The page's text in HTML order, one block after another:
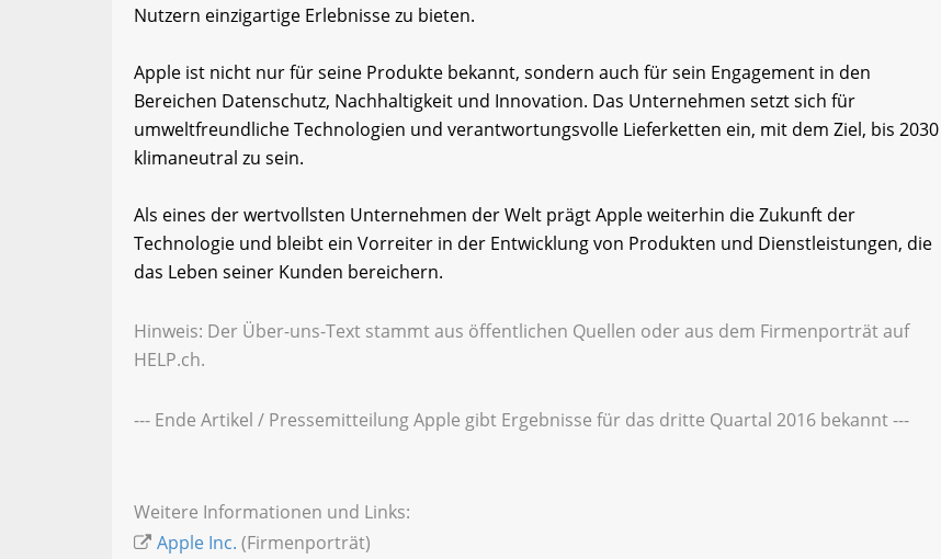
Nutzern einzigartige Erlebnisse zu bieten.
Apple ist nicht nur für seine Produkte bekannt, sondern auch für sein Engagement in den
Bereichen Datenschutz, Nachhaltigkeit und Innovation. Das Unternehmen setzt sich für
umweltfreundliche Technologien und verantwortungsvolle Lieferketten ein, mit dem Ziel, bis 2030
klimaneutral zu sein.
Als eines der wertvollsten Unternehmen der Welt prägt Apple weiterhin die Zukunft der
Technologie und bleibt ein Vorreiter in der Entwicklung von Produkten und Dienstleistungen, die
das Leben seiner Kunden bereichern.
Hinweis: Der Über-uns-Text stammt aus öffentlichen Quellen oder aus dem Firmenporträt auf
HELP.ch.
--- Ende Artikel / Pressemitteilung Apple gibt Ergebnisse für das dritte Quartal 2016 bekannt ---
Weitere Informationen und Links:
Apple Inc. (Firmenporträt)